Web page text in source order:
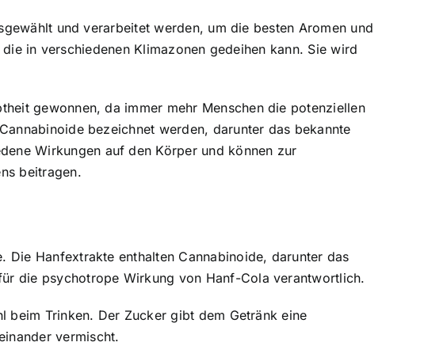
und verarbeitet werden, um die besten Aromen und
in verschiedenen Klimazonen gedeihen kann. Sie wird
gewonnen, da immer mehr Menschen die potenziellen
bezeichnet werden, darunter das bekannte
Wirkungen auf den Körper und können zur
beitragen.
Die Hanfextrakte enthalten Cannabinoide, darunter das
die psychotrope Wirkung von Hanf-Cola verantwortlich.
beim Trinken. Der Zucker gibt dem Getränk eine
vermischt.